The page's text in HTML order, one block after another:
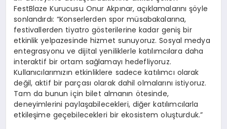
FestBlaze Kurucusu Onur Akpınar, açıklamalarını şöyle
sonlandırdı: “Konserlerden spor müsabakalarına,
festivallerden tiyatro gösterilerine kadar geniş bir
etkinlik yelpazesinde hizmet sunuyoruz. Sosyal medya
entegrasyonu ve dijital yeniliklerle katılımcılara daha
interaktif bir ortam sağlamayı hedefliyoruz.
Kullanıcılarımızın etkinliklere sadece katılımcı olarak
değil, aktif bir parçası olarak dahil olmalarını istiyoruz.
Tam da bunun için bilet almanın ötesinde,
deneyimlerini paylaşabilecekleri, diğer katılımcılarla
etkileşime geçebilecekleri bir ekosistem oluşturduk.”